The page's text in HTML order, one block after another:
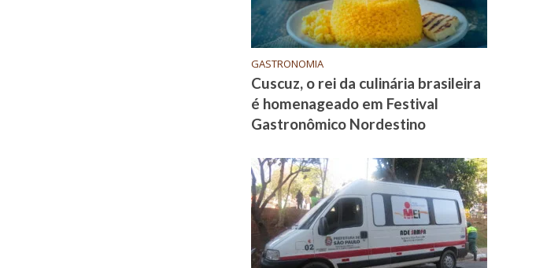
GASTRONOMIA
Cuscuz, o rei da culinária brasileira
é homenageado em Festival
Gastronômico Nordestino